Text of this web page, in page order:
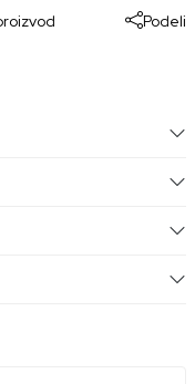
Podeli